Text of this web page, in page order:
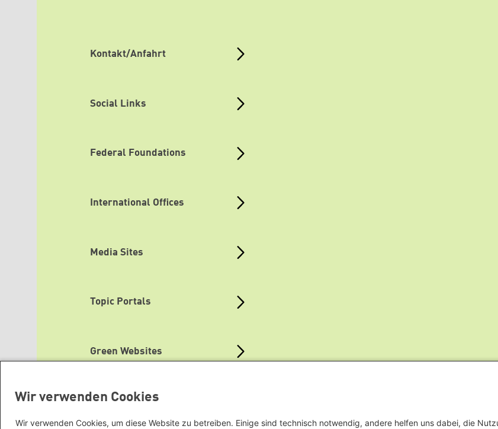
Kontakt/Anfahrt
Social Links
Federal Foundations
International Offices
Media Sites
Topic Portals
Green Websites
Wir verwenden Cookies
Wir verwenden Cookies, um diese Website zu betreiben. Einige sind technisch notwendig, andere helfen uns dabei, die